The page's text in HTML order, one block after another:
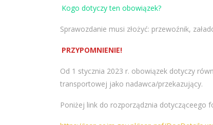
Kogo dotyczy ten obowiązek?
Sprawozdanie musi złożyć: przewoźnik,
PRZYPOMNIENIE!
Od 1 stycznia 2023 r. obowiązek dotyczy
transportowej jako nadawca/przekazujący.
Poniżej link do rozporządznia dotycząceego